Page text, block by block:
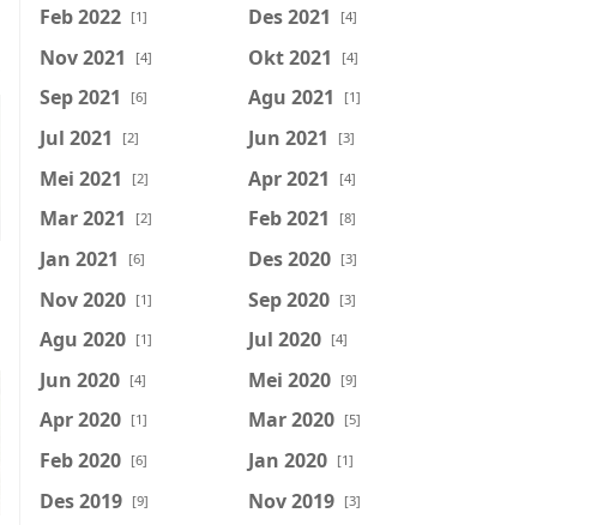
Feb 2022 [1] Des 2021 [4]
Nov 2021 [4] Okt 2021 [4]
Sep 2021 [6] Agu 2021 [1]
Jul 2021 [2] Jun 2021 [3]
Mei 2021 [2] Apr 2021 [4]
Mar 2021 [2] Feb 2021 [8]
Jan 2021 [6] Des 2020 [3]
Nov 2020 [1] Sep 2020 [3]
Agu 2020 [1] Jul 2020 [4]
Jun 2020 [4] Mei 2020 [9]
Apr 2020 [1] Mar 2020 [5]
Feb 2020 [6] Jan 2020 [1]
Des 2019 [9] Nov 2019 [3]